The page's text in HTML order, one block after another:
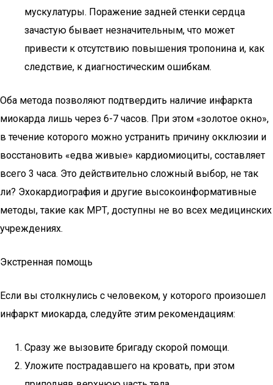
мускулатуры. Поражение задней стенки сердца
зачастую бывает незначительным, что может
привести к отсутствию повышения тропонина и, как
следствие, к диагностическим ошибкам.
Оба метода позволяют подтвердить наличие инфаркта
миокарда лишь через 6-7 часов. При этом «золотое окно»,
в течение которого можно устранить причину окклюзии и
восстановить «едва живые» кардиомиоциты, составляет
всего 3 часа. Это действительно сложный выбор, не так
ли? Эхокардиография и другие высокоинформативные
методы, такие как МРТ, доступны не во всех медицинских
учреждениях.
Экстренная помощь
Если вы столкнулись с человеком, у которого произошел
инфаркт миокарда, следуйте этим рекомендациям:
Сразу же вызовите бригаду скорой помощи.
Уложите пострадавшего на кровать, при этом